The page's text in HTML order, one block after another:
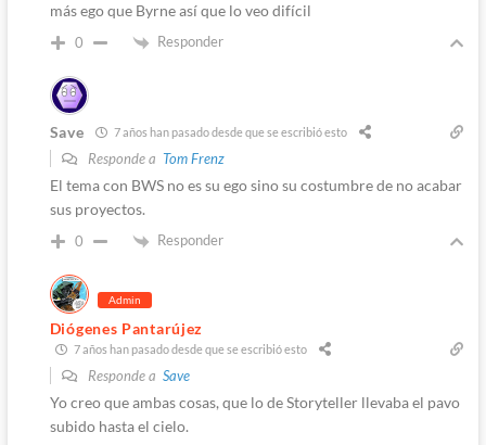
más ego que Byrne así que lo veo difícil
0 Responder
Save 7 años han pasado desde que se escribió esto
Responde a Tom Frenz
El tema con BWS no es su ego sino su costumbre de no acabar
sus proyectos.
0 Responder
Admin
Diógenes Pantarújez
7 años han pasado desde que se escribió esto
Responde a Save
Yo creo que ambas cosas, que lo de Storyteller llevaba el pavo
subido hasta el cielo.